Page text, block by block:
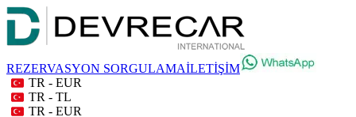
REZERVASYON SORGULAMAİLETİŞİM
TR - EUR
TR - TL
TR - EUR